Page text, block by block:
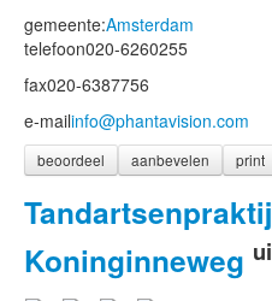
gemeente:Amsterdam
telefoon020-6260255
fax020-6387756
e-mailinfo@phantavision.com
beoordeel aanbevelen print
Koninginneweg